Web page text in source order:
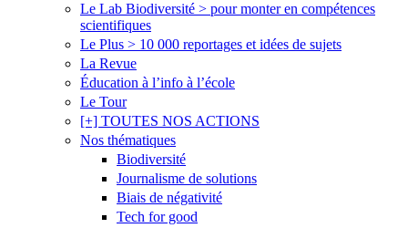
Le Lab Biodiversité > pour monter en compétences
scientifiques
Le Plus > 10 000 reportages et idées de sujets
La Revue
Éducation à l’info à l’école
Le Tour
[+] TOUTES NOS ACTIONS
Nos thématiques
Biodiversité
Journalisme de solutions
Biais de négativité
Tech for good